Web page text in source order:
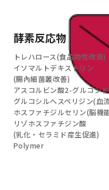
酵素反応物
トレハロース(食品物性改良)
イソマルトデキストリン
(腸內細菌叢改善)
アスコルビン酸2-グルコシ
グルコシルへスペリジン(血
ホスファチジルセリン(脳機
リゾホスファチジン酸
(乳化・セラミド産生促進)
Polymer